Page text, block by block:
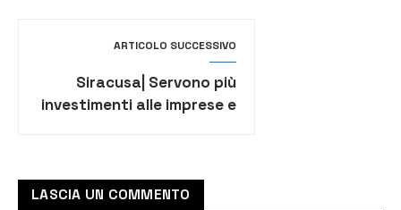
ARTICOLO SUCCESSIVO
Siracusa| Servono più
investimenti alle imprese e
LASCIA UN COMMENTO